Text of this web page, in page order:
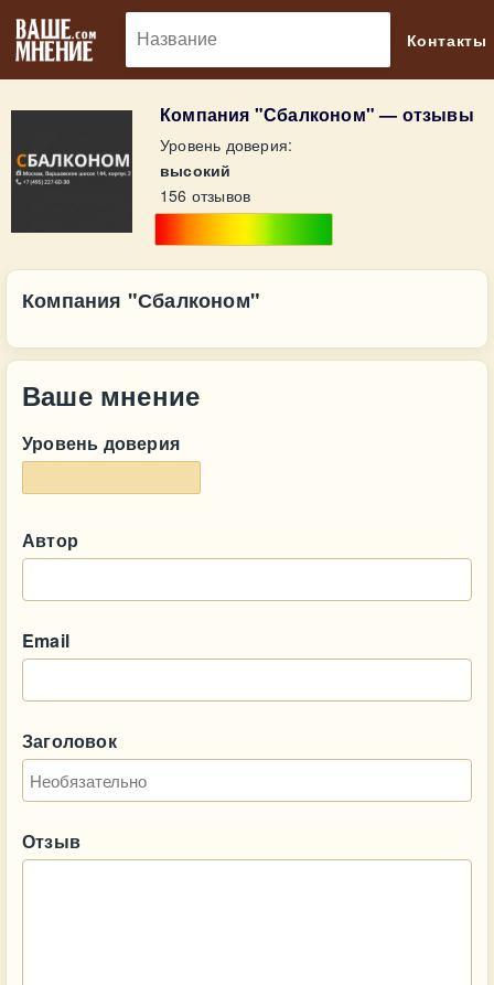
Контакты
Компания "Сбалконом" — отзывы
Уровень доверия:
высокий
156 отзывов
Компания "Сбалконом"
Ваше мнение
Уровень доверия
Автор
Email
Заголовок
Отзыв